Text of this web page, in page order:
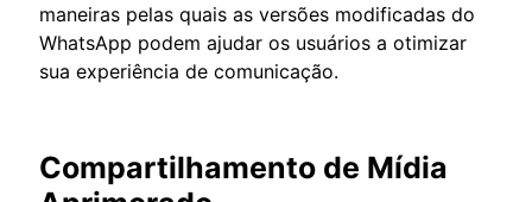
maneiras pelas quais as versões modificadas do
WhatsApp podem ajudar os usuários a otimizar
sua experiência de comunicação.
Compartilhamento de Mídia